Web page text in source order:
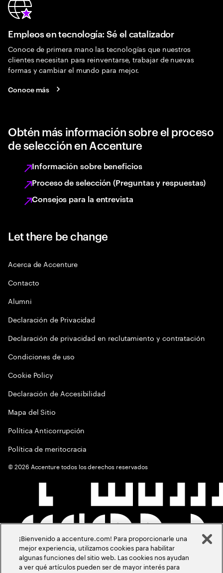
Empleos en tecnología: Sé el catalizador
Conoce de primera mano las tecnologías que nuestros
clientes necesitan para reinventarse, trabajar de nuevas
formas y cambiar el mundo para mejor.
Conoce más
Obtén más información sobre el proceso
de selección en Accenture
Información sobre beneficios
Proceso de selección (Preguntas y respuestas)
Consejos para la entrevista
Let there be change
Acerca de Accenture
Contacto
Alumni
Declaración de Privacidad
Declaración de privacidad en reclutamiento y contratación
Condiciones de uso
Cookie Policy
Declaración de Accesibilidad
Mapa del Sitio
Política Anticorrupción
Política de meritocracia
©2026 Accenture todos los derechos reservados
¡Bienvenido a accenture.com! Para proporcionarle una
mejor experiencia, utilizamos cookies para habilitar
algunas funciones del sitio web. Las cookies nos ayudan
a ver qué artículos pueden ser de mayor interés para